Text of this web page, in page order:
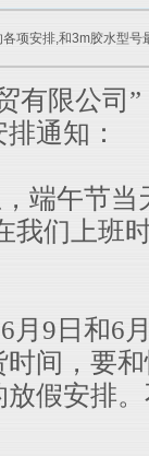
项安排,和3m胶水型号
有限公司”
通知：
端午节当
我们上班
9日和6
间，要
假安排